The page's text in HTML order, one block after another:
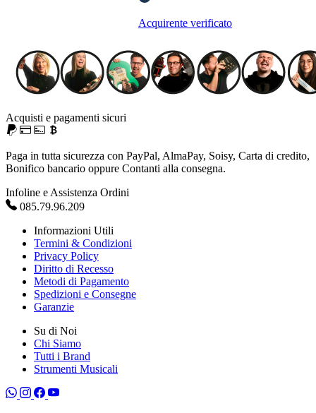
Acquirente verificato
Acquisti e pagamenti sicuri
Paga in tutta sicurezza con PayPal, AlmaPay, Soisy, Carta di credito,
Bonifico bancario oppure Contanti alla consegna.
Infoline e Assistenza Ordini
085.79.96.209
Informazioni Utili
Termini & Condizioni
Privacy Policy
Diritto di Recesso
Metodi di Pagamento
Spedizioni e Consegne
Garanzie
Su di Noi
Chi Siamo
Tutti i Brand
Strumenti Musicali